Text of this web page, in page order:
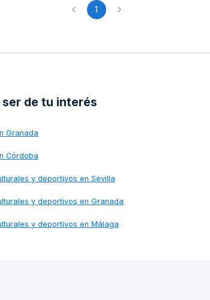
1
de tu interés
Granada
Córdoba
y deportivos en Sevilla
y deportivos en Granada
y deportivos en Málaga